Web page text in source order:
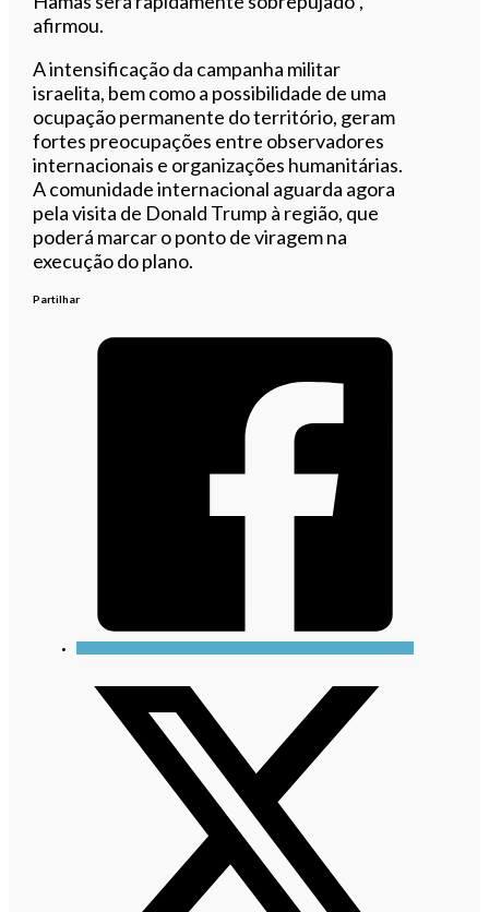
afirmou.
A intensificação da campanha militar
israelita, bem como a possibilidade de uma
ocupação permanente do território, geram
fortes preocupações entre observadores
internacionais e organizações humanitárias.
A comunidade internacional aguarda agora
pela visita de Donald Trump à região, que
poderá marcar o ponto de viragem na
execução do plano.
Partilhar